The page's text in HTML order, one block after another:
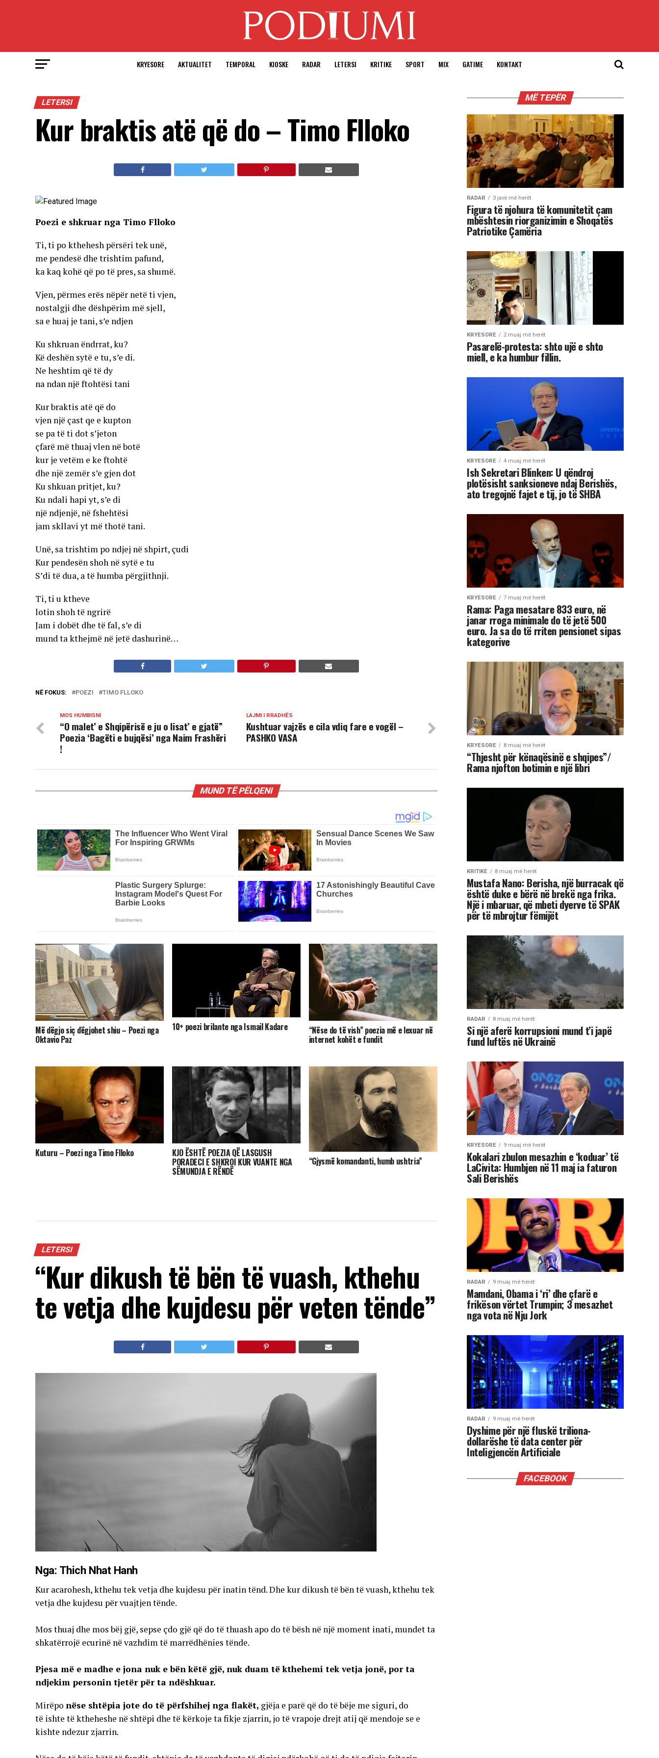
KRYESORE AKTUALITET TEMPORAL KIOSKE RADAR LETERSI KRITIKE SPORT MIX GATIME KONTAKT
LETERSI
Kur braktis atë që do – Timo Flloko
Poezi e shkruar nga Timo Flloko
Ti, ti po kthehesh përsëri tek unë,
me pendesë dhe trishtim pafund,
ka kaq kohë që po të pres, sa shumë.
Vjen, përmes erës nëpër netë ti vjen,
nostalgji dhe dëshpërim më sjell,
sa e huaj je tani, s’e ndjen
Ku shkruan ëndrrat, ku?
Kë deshën sytë e tu, s’e di.
Ne heshtim që të dy
na ndan një ftohtësi tani
Kur braktis atë që do
vjen një çast qe e kupton
se pa të ti dot s’jeton
çfarë më thuaj vlen në botë
kur je vetëm e ke ftohtë
dhe një zemër s’e gjen dot
Ku shkuan pritjet, ku?
Ku ndali hapi yt, s’e di
një ndjenjë, në fshehtësi
jam skllavi yt më thotë tani.
Unë, sa trishtim po ndjej në shpirt, çudi
Kur pendesën shoh në sytë e tu
S’di të dua, a të humba përgjithnji.
Ti, ti u ktheve
lotin shoh të ngrirë
Jam i dobët dhe të fal, s’e di
mund ta kthejmë në jetë dashurinë…
NË FOKUS: POEZI TIMO FLLOKO
LAJMI I RRADHËS
Kushtuar vajzës e cila vdiq fare e vogël –
PASHKO VASA
MOS HUMBISNI
“O malet’ e Shqipërisë e ju o lisat’ e gjatë”
Poezia ‘Bagëti e bujqësi’ nga Naim Frashëri
!
MUND TË PËLQENI
Më dëgjo siç dëgjohet shiu – Poezi nga
Oktavio Paz
10+ poezi brilante nga Ismail Kadare “Nëse do të vish” poezia më e lexuar në
internet kohët e fundit
Kuturu – Poezi nga Timo Flloko KJO ËSHTË POEZIA QË LASGUSH
PORADECI E SHKROI KUR VUANTE NGA
SËMUNDJA E RËNDË
“Gjysmë komandanti, humb ushtria”
LETERSI
“Kur dikush të bën të vuash, kthehu
te vetja dhe kujdesu për veten tënde”
Nga: Thich Nhat Hanh
Kur acarohesh, kthehu tek vetja dhe kujdesu për inatin tënd. Dhe kur dikush të bën të vuash, kthehu tek
vetja dhe kujdesu për vuajtjen tënde.
Mos thuaj dhe mos bëj gjë, sepse çdo gjë që do të thuash apo do të bësh në një moment inati, mundet ta
shkatërrojë ecurinë në vazhdim të marrëdhënies tënde.
Pjesa më e madhe e jona nuk e bën këtë gjë, nuk duam të kthehemi tek vetja jonë, por ta
ndjekim personin tjetër për ta ndëshkuar.
Mirëpo nëse shtëpia jote do të përfshihej nga flakët, gjëja e parë që do të bëje me siguri, do
të ishte të ktheheshe në shtëpi dhe të kërkoje ta fikje zjarrin, jo të vrapoje drejt atij që mendoje se e
kishte ndezur zjarrin.
MË TEPËR
RADAR 3 javë më herët
Figura të njohura të komunitetit çam
mbështesin riorganizimin e Shoqatës
Patriotike Çamëria
KRYESORE 2 muaj më herët
Pasarelë-protesta: shto ujë e shto
miell, e ka humbur fillin.
KRYESORE 4 muaj më herët
Ish Sekretari Blinken: U qëndroj
plotësisht sanksioneve ndaj Berishës,
ato tregojnë fajet e tij, jo të SHBA
KRYESORE 7 muaj më herët
Rama: Paga mesatare 833 euro, në
janar rroga minimale do të jetë 500
euro. Ja sa do të rriten pensionet sipas
kategorive
KRYESORE 8 muaj më herët
“Thjesht për kënaqësinë e shqipes”/
Rama njofton botimin e një libri
KRITIKE 8 muaj më herët
Mustafa Nano: Berisha, një burracak që
është duke e bërë në brekë nga frika.
Një i mbaruar, që mbeti dyerve të SPAK
për të mbrojtur fëmijët
RADAR 8 muaj më herët
Si një aferë korrupsioni mund t’i japë
fund luftës në Ukrainë
KRYESORE 9 muaj më herët
Kokalari zbulon mesazhin e ‘koduar’ të
LaCivita: Humbjen në 11 maj ia faturon
Sali Berishës
RADAR 9 muaj më herët
Mamdani, Obama i ‘ri’ dhe çfarë e
frikëson vërtet Trumpin; 3 mesazhet
nga vota në Nju Jork
RADAR 9 muaj më herët
Dyshime për një fluskë triliona-
dollarëshe të data center për
Inteligjencën Artificiale
FACEBOOK